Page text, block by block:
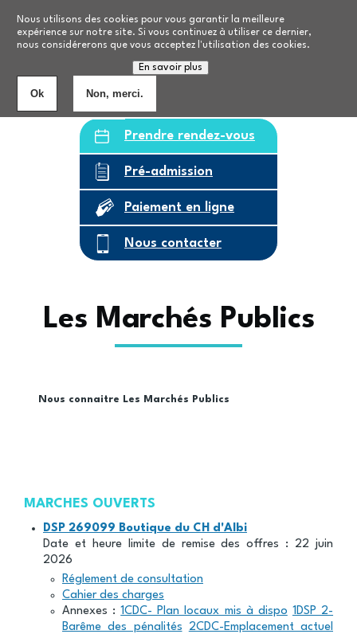
Nous utilisons des cookies pour vous garantir la meilleure
expérience sur notre site. Si vous continuez à utiliser ce dernier,
nous considérerons que vous acceptez l'utilisation des cookies.
En savoir plus
Ok Non, merci.
Nos formations
Personnes âgées8
Prendre rendez-vous
Pré-admission
Paiement en ligne
Nous contacter
Les Marchés Publics
Fil
Nous connaitre Les Marchés Publics
MARCHES OUVERTS
DSP 269099 Boutique du CH d'Albi
Date et heure limite de remise des offres : 22 juin
2026
Réglement de consultation
Cahier des charges
Annexes :1CDC- Plan locaux mis à dispo 1DSP 2-
Barême des pénalités
2CDC-Emplacement actuel